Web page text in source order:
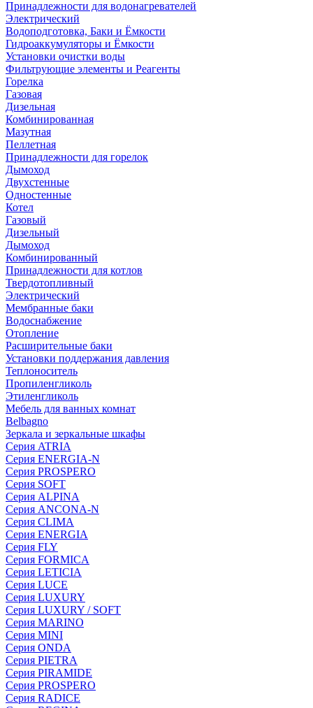
Принадлежности для водонагревателей
Электрический
Водоподготовка, Баки и Ёмкости
Гидроаккумуляторы и Ёмкости
Установки очистки воды
Фильтрующие элементы и Реагенты
Горелка
Газовая
Дизельная
Комбинированная
Мазутная
Пеллетная
Принадлежности для горелок
Дымоход
Двухстенные
Одностенные
Котел
Газовый
Дизельный
Дымоход
Комбинированный
Принадлежности для котлов
Твердотопливный
Электрический
Мембранные баки
Водоснабжение
Отопление
Расширительные баки
Установки поддержания давления
Теплоноситель
Пропиленгликоль
Этиленгликоль
Мебель для ванных комнат
Belbagno
Зеркала и зеркальные шкафы
Серия ATRIA
Серия ENERGIA-N
Серия PROSPERO
Серия SOFT
Серия ALPINA
Серия ANCONA-N
Серия CLIMA
Серия ENERGIA
Серия FLY
Серия FORMICA
Серия LETICIA
Серия LUCE
Серия LUXURY
Серия LUXURY / SOFT
Серия MARINO
Серия MINI
Серия ONDA
Серия PIETRA
Серия PIRAMIDE
Серия PROSPERO
Серия RADICE